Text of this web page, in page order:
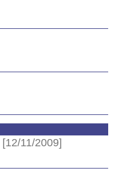
[12/11/2009]